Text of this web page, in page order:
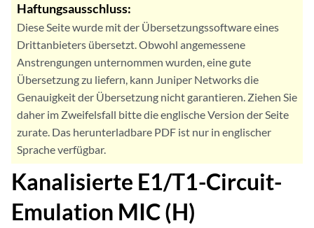
Haftungsausschluss:
Diese Seite wurde mit der Übersetzungssoftware eines
Drittanbieters übersetzt. Obwohl angemessene
Anstrengungen unternommen wurden, eine gute
Übersetzung zu liefern, kann Juniper Networks die
Genauigkeit der Übersetzung nicht garantieren. Ziehen Sie
daher im Zweifelsfall bitte die englische Version der Seite
zurate. Das herunterladbare PDF ist nur in englischer
Sprache verfügbar.
Kanalisierte E1/T1-Circuit-
Emulation MIC (H)